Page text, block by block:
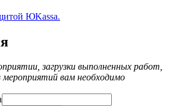
загрузки выполненных работ,
вам необходимо